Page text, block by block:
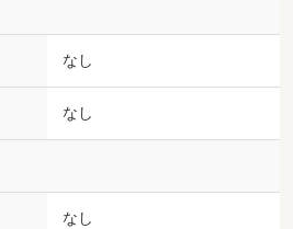
なし
なし
なし